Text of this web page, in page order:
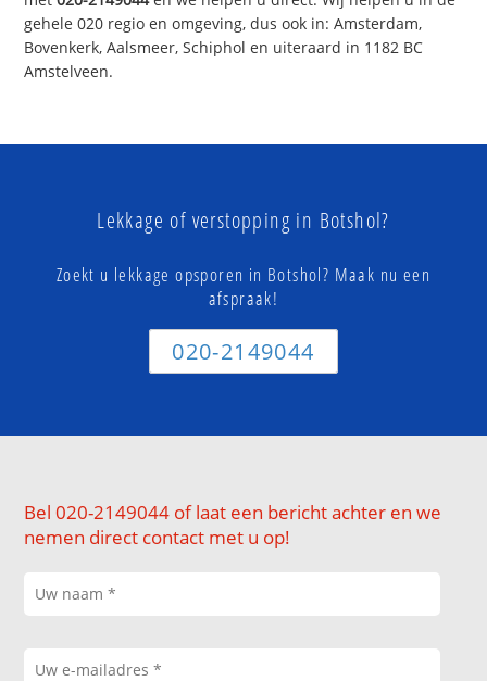
gehele 020 regio en omgeving, dus ook in: Amsterdam,
Bovenkerk, Aalsmeer, Schiphol en uiteraard in 1182 BC
Amstelveen.
Lekkage of verstopping in Botshol?
Zoekt u lekkage opsporen in Botshol? Maak nu een
afspraak!
020-2149044
Bel 020-2149044 of laat een bericht achter en we
nemen direct contact met u op!